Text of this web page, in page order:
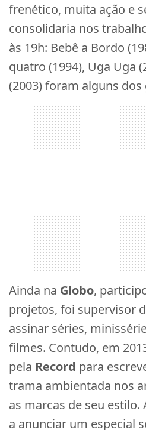
frenético, muita ação e
consolidaria nos
às 19h: Bebê a Bordo
quatro (1994), Uga Uga
(2003) foram alguns
Ainda na Globo,
projetos, foi supervisor
assinar séries,
filmes. Contudo, em
pela Record para
trama ambientada nos
as marcas de seu estilo.
a anunciar um especial